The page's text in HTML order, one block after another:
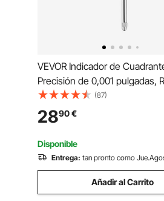
VEVOR Indicador de
Precisión de 0,001 pulgadas,
Medición de 0 a 1 pulgada, para
Medición de Diámetro Interior y
Detección de
Mejorar la Eficiencia
(87)
2890€
Disponible
Entrega: tan pronto como
Añadir al Carrito